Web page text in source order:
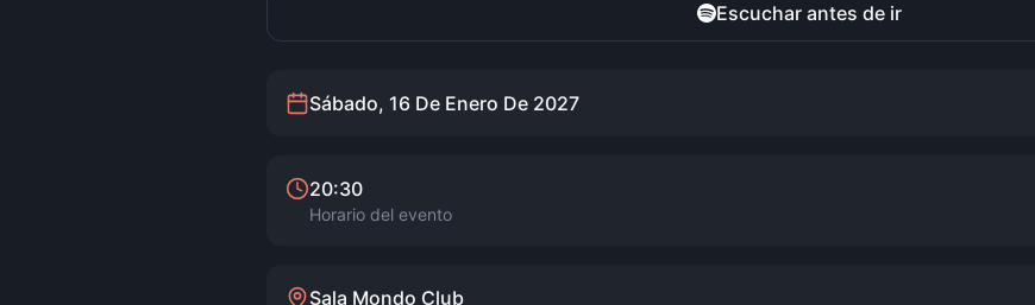
Escuchar antes de ir
Sábado, 16 De Enero De 2027
20:30
Horario del evento
Sala Mondo Club